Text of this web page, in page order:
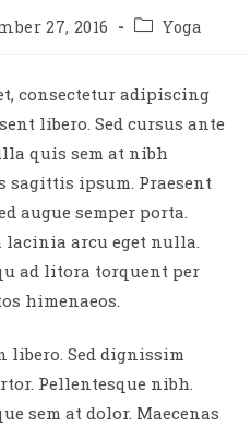
27, 2016 Yoga
consectetur adipiscing
libero. Sed cursus ante
quis sem at nibh
sagittis ipsum. Praesent
augue semper porta.
lacinia arcu eget nulla.
ad litora torquent per
himenaeos.
libero. Sed dignissim
Pellentesque nibh.
sem at dolor. Maecenas